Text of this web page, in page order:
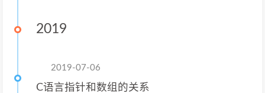
2019
2019-07-06
C语言指针和数组的关系